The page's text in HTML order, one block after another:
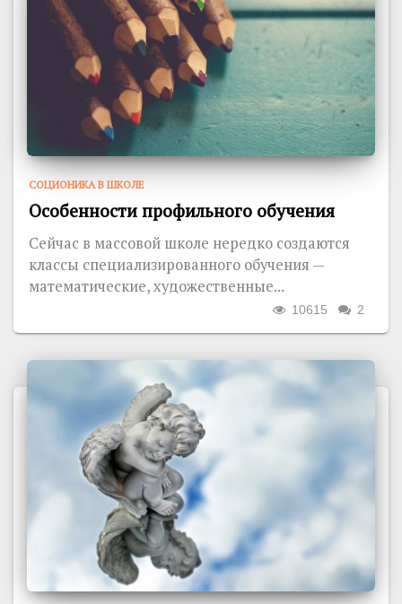
СОЦИОНИКА В ШКОЛЕ
Особенности профильного обучения
Сейчас в массовой школе нередко создаются
классы специализированного обучения —
математические, художественные...
2
10615